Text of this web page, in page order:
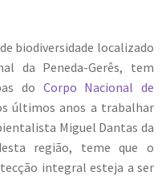
biodiversidade localizado
da Peneda-Gerês, tem
do Corpo Nacional de
últimos anos a trabalhar
Miguel Dantas da
região, teme que o
integral esteja a ser